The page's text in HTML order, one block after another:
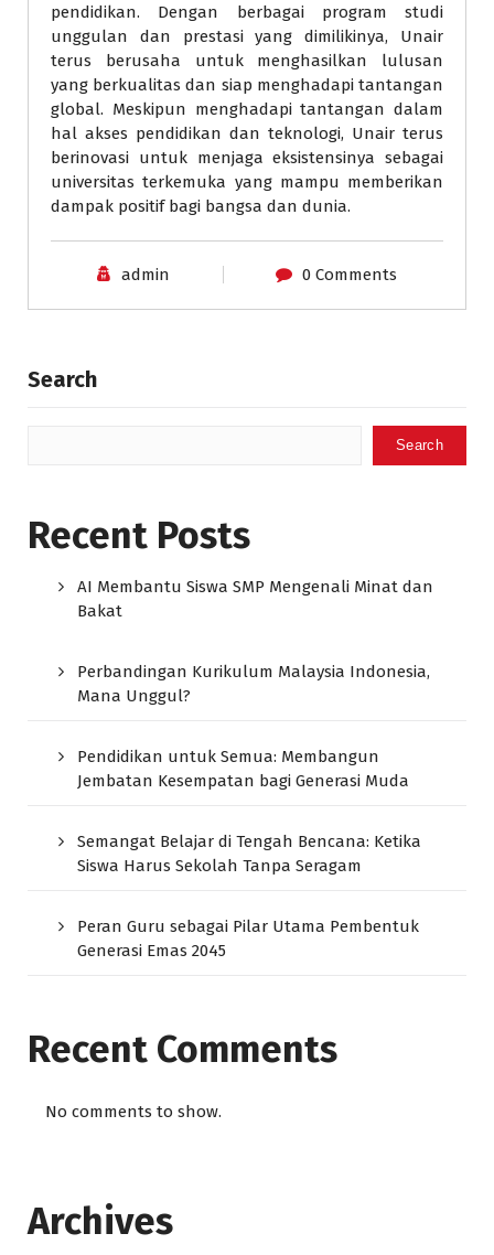
pendidikan. Dengan berbagai program studi
unggulan dan prestasi yang dimilikinya, Unair
terus berusaha untuk menghasilkan lulusan
yang berkualitas dan siap menghadapi tantangan
global. Meskipun menghadapi tantangan dalam
hal akses pendidikan dan teknologi, Unair terus
berinovasi untuk menjaga eksistensinya sebagai
universitas terkemuka yang mampu memberikan
dampak positif bagi bangsa dan dunia.
admin 0 Comments
Search
Search
Recent Posts
AI Membantu Siswa SMP Mengenali Minat dan
Bakat
Perbandingan Kurikulum Malaysia Indonesia,
Mana Unggul?
Pendidikan untuk Semua: Membangun
Jembatan Kesempatan bagi Generasi Muda
Semangat Belajar di Tengah Bencana: Ketika
Siswa Harus Sekolah Tanpa Seragam
Peran Guru sebagai Pilar Utama Pembentuk
Generasi Emas 2045
Recent Comments
No comments to show.
Archives